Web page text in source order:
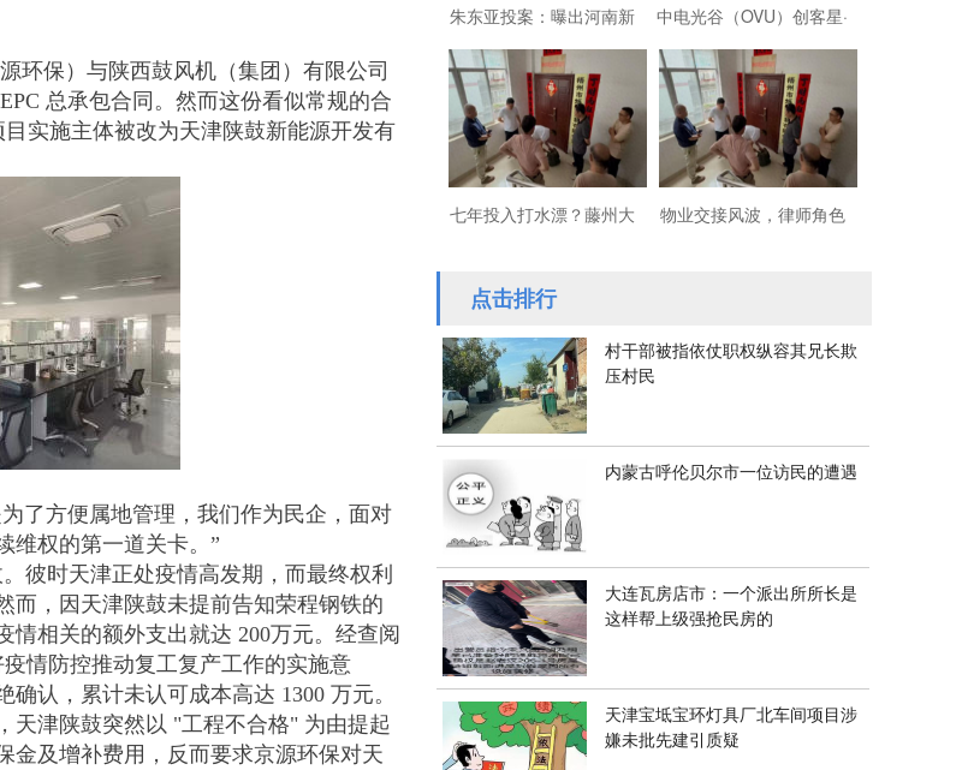
保）与陕西鼓风机（集团）有限公司
总承包合同。然而这份看似常规的合
实施主体被改为天津陕鼓新能源开发有
方便属地管理，我们作为民企，面对
维权的第一道关卡。”
时天津正处疫情高发期，而最终权利
而，因天津陕鼓未提前告知荣程钢铁的
相关的额外支出就达 200万元。经查阅
情防控推动复工复产工作的实施意
认，累计未认可成本高达 1300 万元。
天津陕鼓突然以 "工程不合格" 为由提起
金及增补费用，反而要求京源环保对天
朱东亚投案：曝出河南新
乡顶着35项违法行为“远洋
捕捞”港商
中电光谷（OVU）创客星·
成都芯谷人工智能OPC社
区“芯创社”正
七年投入打水漂？藤州大 物业交接风波，律师角色
点击排行
村干部被指依仗职权纵容其兄长欺
压村民
内蒙古呼伦贝尔市一位访民的遭遇
大连瓦房店市：一个派出所所长是
这样帮上级强抢民房的
天津宝坻宝环灯具厂北车间项目涉
嫌未批先建引质疑